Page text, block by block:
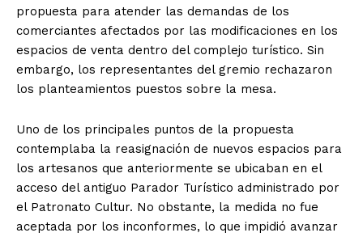
propuesta para atender las demandas de los
comerciantes afectados por las modificaciones en los
espacios de venta dentro del complejo turístico. Sin
embargo, los representantes del gremio rechazaron
los planteamientos puestos sobre la mesa.
Uno de los principales puntos de la propuesta
contemplaba la reasignación de nuevos espacios para
los artesanos que anteriormente se ubicaban en el
acceso del antiguo Parador Turístico administrado por
el Patronato Cultur. No obstante, la medida no fue
aceptada por los inconformes, lo que impidió avanzar